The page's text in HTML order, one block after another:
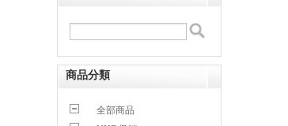
商品分類
全部商品